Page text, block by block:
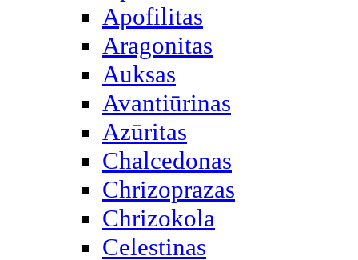
Apofilitas
Aragonitas
Auksas
Avantiūrinas
Azūritas
Chalcedonas
Chrizoprazas
Chrizokola
Celestinas